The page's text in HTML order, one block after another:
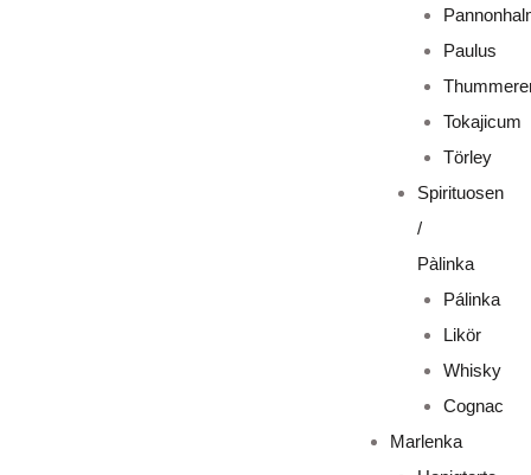
Paulus
Tokajicum
Törley
Spirituosen
/
Pàlinka
Pálinka
Likör
Whisky
Cognac
Marlenka